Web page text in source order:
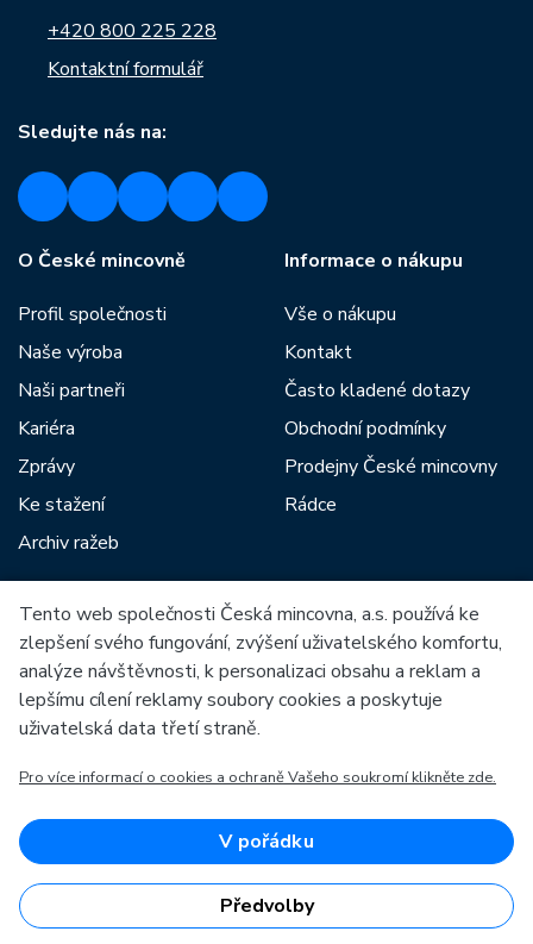
+420 800 225 228
Kontaktní formulář
Sledujte nás na:
O České mincovně
Profil společnosti
Naše výroba
Naši partneři
Kariéra
Zprávy
Ke stažení
Archiv ražeb
Informace o nákupu
Vše o nákupu
Kontakt
Často kladené dotazy
Obchodní podmínky
Prodejny České mincovny
Rádce
Mezi naše partnery patří:
Evropská unie
OP Podnikání a inovace pro konkurenceschopnost
Evropský fond pro regionální rozvoj
Tento web společnosti Česká mincovna, a.s. používá ke
zlepšení svého fungování, zvýšení uživatelského komfortu,
analýze návštěvnosti, k personalizaci obsahu a reklam a
lepšímu cílení reklamy soubory cookies a poskytuje
uživatelská data třetí straně.
Pro více informací o cookies a ochraně Vašeho soukromí klikněte zde.
V pořádku
Předvolby